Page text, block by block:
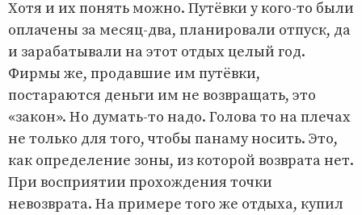
Хотя и их понять можно. Путёвки у кого-то были
оплачены за месяц-два, планировали отпуск, да
и зарабатывали на этот отдых целый год.
Фирмы же, продавшие им путёвки,
постараются деньги им не возвращать, это
«закон». Но думать-то надо. Голова то на плечах
не только для того, чтобы панаму носить. Это,
как определение зоны, из которой возврата нет.
При восприятии прохождения точки
невозврата. На примере того же отдыха, купил